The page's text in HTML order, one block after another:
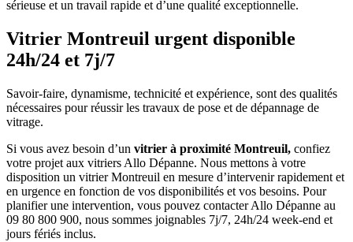
sérieuse et un travail rapide et d’une qualité exceptionnelle.
Vitrier Montreuil urgent disponible
24h/24 et 7j/7
Savoir-faire, dynamisme, technicité et expérience, sont des qualités
nécessaires pour réussir les travaux de pose et de dépannage de
vitrage.
Si vous avez besoin d’un vitrier à proximité Montreuil, confiez
votre projet aux vitriers Allo Dépanne. Nous mettons à votre
disposition un vitrier Montreuil en mesure d’intervenir rapidement et
en urgence en fonction de vos disponibilités et vos besoins. Pour
planifier une intervention, vous pouvez contacter Allo Dépanne au
09 80 800 900, nous sommes joignables 7j/7, 24h/24 week-end et
jours fériés inclus.